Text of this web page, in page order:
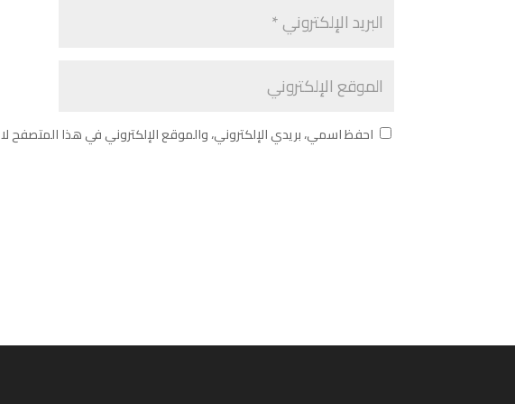
احفظ اسمي، بريدي الإلكتروني، والموقع الإلكتروني في هذا المتصفح